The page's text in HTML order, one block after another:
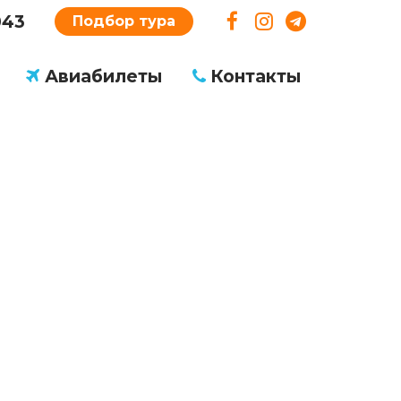
Подбор тура
Авиабилеты Контакты